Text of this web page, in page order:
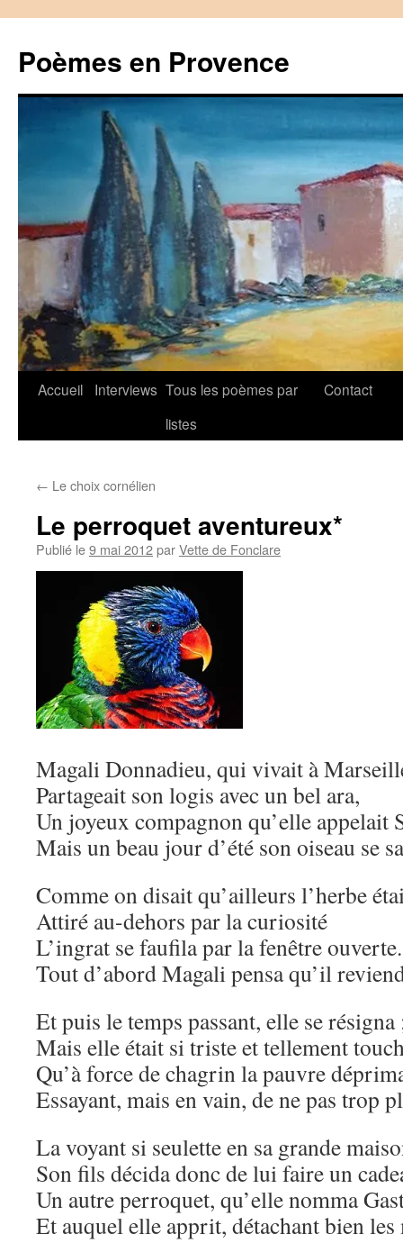
contenu
Poèmes en Provence
Accueil Interviews Tous les poèmes par
listes
Contact
← Le choix cornélien
Le perroquet aventureux*
Publié le9 mai 2012parVette de Fonclare
Magali Donnadieu, qui vivait à
Partageait son logis avec un bel ara,
Un joyeux compagnon qu’elle appelait
Mais un beau jour d’été son oiseau se
Comme on disait qu’ailleurs l’herbe
Attiré au-dehors par la curiosité
L’ingrat se faufila par la fenêtre ouverte.
Tout d’abord Magali pensa qu’il
Et puis le temps passant, elle se résigna
Mais elle était si triste et tellement
Qu’à force de chagrin la pauvre
Essayant, mais en vain, de ne pas trop
La voyant si seulette en sa grande
Son fils décida donc de lui faire un
Un autre perroquet, qu’elle nomma
Et auquel elle apprit, détachant bien les